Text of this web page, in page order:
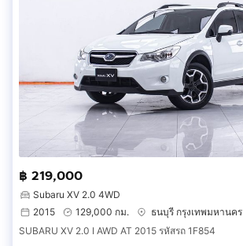
฿ 219,000
Subaru XV 2.0 4WD
2015
129,000 กม.
ธนบุรี กรุงเทพมหานคร
SUBARU XV 2.0 I AWD AT 2015 รหัสรถ 1F854